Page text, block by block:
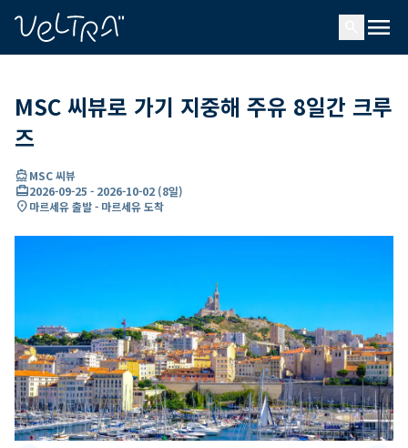
menu
MSC 씨뷰로 가기 지중해 주유 8일간 크루
즈
directions_boatMSC 씨뷰
card_travel2026-09-25 - 2026-10-02 (8일)
location_on마르세유 출발 - 마르세유 도착